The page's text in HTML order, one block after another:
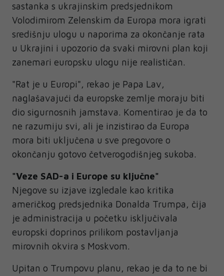
sastanka s ukrajinskim predsjednikom
Volodimirom Zelenskim da Europa mora igrati
središnju ulogu u naporima za okončanje rata
u Ukrajini i upozorio da svaki mirovni plan koji
zanemari europsku ulogu nije realističan.
"Rat je u Europi", rekao je Papa Lav,
naglašavajući da europske zemlje moraju biti
dio sigurnosnih jamstava. Komentirao je da to
ne razumiju svi, ali je inzistirao da Europa
mora biti uključena u sve pregovore o
okončanju gotovo četverogodišnjeg sukoba.
"Veze SAD-a i Europe su ključne"
Njegove su izjave izgledale kao kritika
američkog predsjednika Donalda Trumpa, čija
je administracija u početku isključivala
europski doprinos prilikom postavljanja
mirovnih okvira s Moskvom.
Upitan o Trumpovu planu, rekao je da to ne bi